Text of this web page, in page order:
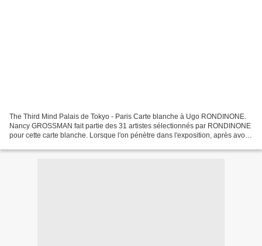
The Third Mind Palais de Tokyo - Paris Carte blanche à Ugo RONDINONE.
Nancy GROSSMAN fait partie des 31 artistes sélectionnés par RONDINONE
pour cette carte blanche. Lorsque l'on pénètre dans l'exposition, après avoir